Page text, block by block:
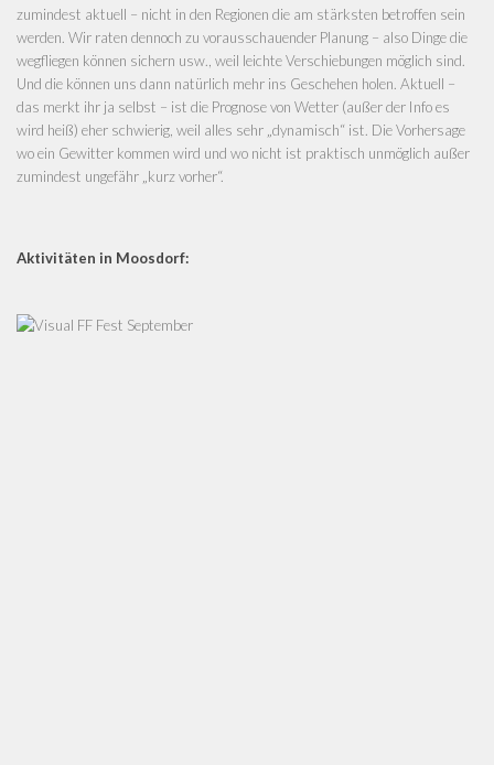
zumindest aktuell – nicht in den Regionen die am stärksten betroffen sein
werden. Wir raten dennoch zu vorausschauender Planung – also Dinge die
wegfliegen können sichern usw., weil leichte Verschiebungen möglich sind.
Und die können uns dann natürlich mehr ins Geschehen holen. Aktuell –
das merkt ihr ja selbst – ist die Prognose von Wetter (außer der Info es
wird heiß) eher schwierig, weil alles sehr „dynamisch“ ist. Die Vorhersage
wo ein Gewitter kommen wird und wo nicht ist praktisch unmöglich außer
zumindest ungefähr „kurz vorher“.
Aktivitäten in Moosdorf: